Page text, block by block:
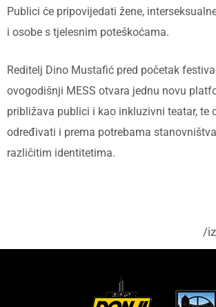
Publici će pripovijedati žene,
i osobe s tjelesnim poteškoćama.
Reditelj Dino Mustafić pred početak
ovogodišnji MESS otvara jednu novu
približava publici i kao inkluzivni teatar, te
određivati i prema potrebama
različitim identitetima.
/